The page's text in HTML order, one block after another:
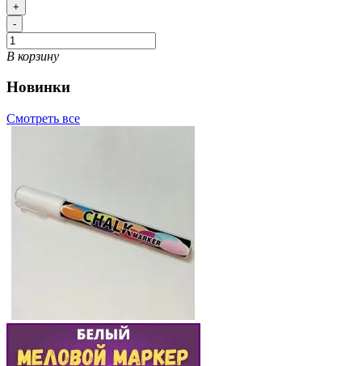
+
-
В корзину
Новинки
Смотреть все